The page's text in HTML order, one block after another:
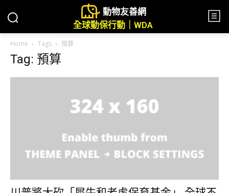
動物友善網
全球動保行動｜WDA
Home Tags 預算
Tag: 預算